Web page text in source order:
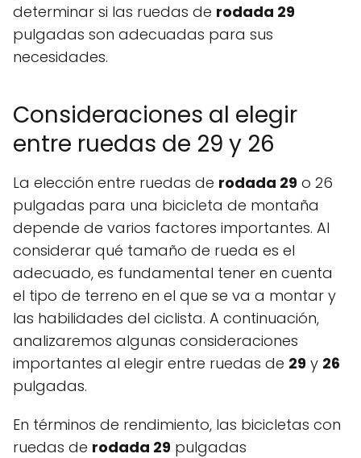
determinar si las ruedas de rodada 29
pulgadas son adecuadas para sus
necesidades.
Consideraciones al elegir
entre ruedas de 29 y 26
La elección entre ruedas de rodada 29 o 26
pulgadas para una bicicleta de montaña
depende de varios factores importantes. Al
considerar qué tamaño de rueda es el
adecuado, es fundamental tener en cuenta
el tipo de terreno en el que se va a montar y
las habilidades del ciclista. A continuación,
analizaremos algunas consideraciones
importantes al elegir entre ruedas de 29 y 26
pulgadas.
En términos de rendimiento, las bicicletas con
ruedas de rodada 29 pulgadas